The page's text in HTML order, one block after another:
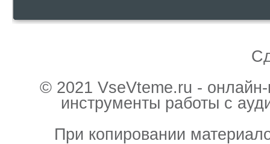
© 2021 VseVteme.ru -
инструменты работы с
При копировании